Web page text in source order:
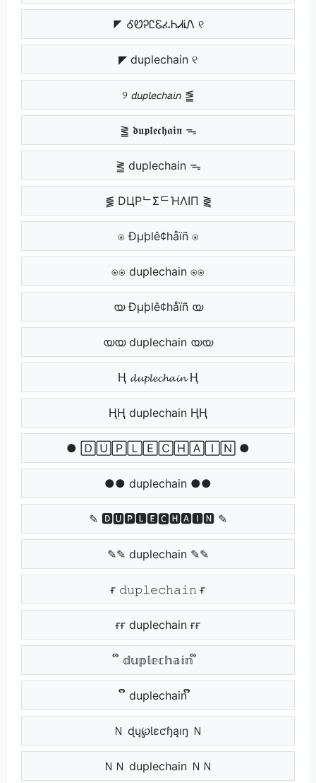
◤ ᎴᏬᎮᏝᏋፈᏂᏗᎥᏁ ୧
◤ duplechain ୧
୨ 𝘥𝘶𝘱𝘭𝘦𝘤𝘩𝘢𝘪𝘯 ⪑
⪒ 𝖉𝖚𝖕𝖑𝖊𝖈𝖍𝖆𝖎𝖓 ᯓ
⪒ duplechain ᯓ
⪓ DЦPᄂΣᄃΉΛIП ⪔
⍟ Ðµþlê¢håïñ ⍟
⍟⍟ duplechain ⍟⍟
യ Ðµþlê¢håïñ യ
യയ duplechain യയ
Ⱨ 𝓭𝓾𝓹𝓵𝓮𝓬𝓱𝓪𝓲𝓷 Ⱨ
ⱧⱧ duplechain ⱧⱧ
● 🄳🅄🄿🄻🄴🄲🄷🄰🄸🄽 ●
●● duplechain ●●
✎ 🅳🆄🅿🅻🅴🅲🅷🅰🅸🅽 ✎
✎✎ duplechain ✎✎
ғ 𝚍𝚞𝚙𝚕𝚎𝚌𝚑𝚊𝚒𝚗 ғ
ғғ duplechain ғғ
ຶ 𝕕𝕦𝕡𝕝𝕖𝕔𝕙𝕒𝕚𝕟 ຶ
ຶຶ duplechain ຶຶ
Ｎ ɖų℘Ɩɛƈɧąıŋ Ｎ
ＮＮ duplechain ＮＮ